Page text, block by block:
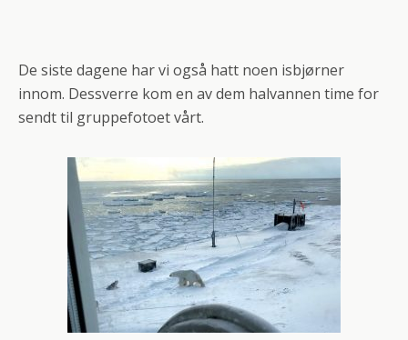
De siste dagene har vi også hatt noen isbjørner
innom. Dessverre kom en av dem halvannen time for
sendt til gruppefotoet vårt.